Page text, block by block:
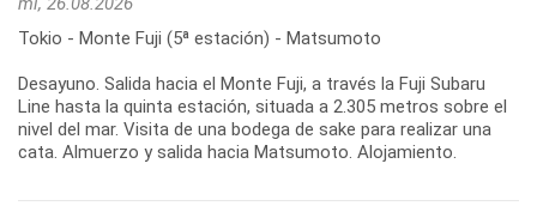
Tokio - Monte Fuji (5ª estación) - Matsumoto
Desayuno. Salida hacia el Monte Fuji, a través la Fuji Subaru
Line hasta la quinta estación, situada a 2.305 metros sobre el
nivel del mar. Visita de una bodega de sake para realizar una
cata. Almuerzo y salida hacia Matsumoto. Alojamiento.